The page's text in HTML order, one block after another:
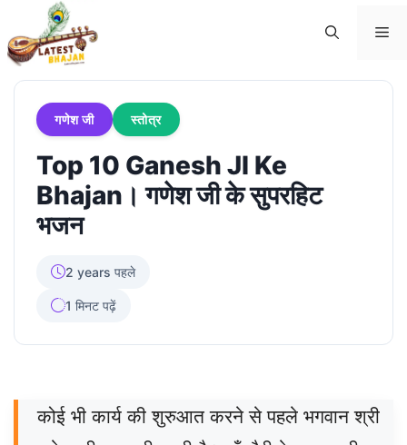
to
content
गणेश जी स्तोत्र
Top 10 Ganesh JI Ke
Bhajan। गणेश जी के सुपरहिट
भजन
2 years पहले
1 मिनट पढ़ें
कोई भी कार्य की शुरुआत करने से पहले भगवान श्री